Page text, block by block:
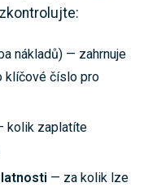
nákladů) — zahrnuje
klíčové číslo pro
kolik zaplatíte
— za kolik lze